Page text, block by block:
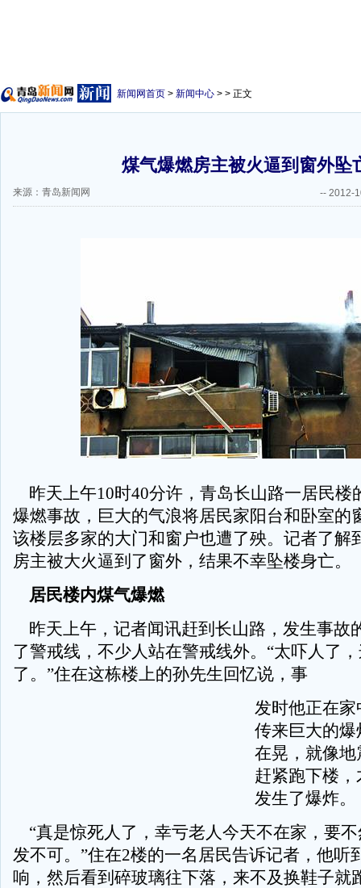
新闻网首页 > 新闻中心 > > 正文
煤气爆燃房主被火逼到窗外坠
来源：青岛新闻网 -- 2012-
昨天上午10时40分许，青岛长山路一居民楼
爆燃事故，巨大的气浪将居民家阳台和卧室的
该楼层多家的大门和窗户也遭了殃。记者了解
房主被大火逼到了窗外，结果不幸坠楼身亡。
居民楼内煤气爆燃
昨天上午，记者闻讯赶到长山路，发生事故
了警戒线，不少人站在警戒线外。“太吓人了
了。”住在这栋楼上的孙先生回忆说，事
发时他正在
传来巨大的
在晃，就像
赶紧跑下楼
发生了爆炸。
“真是惊死人了，幸亏老人今天不在家，要
发不可。”住在2楼的一名居民告诉记者，他听
响，然后看到碎玻璃往下落，来不及换鞋子就